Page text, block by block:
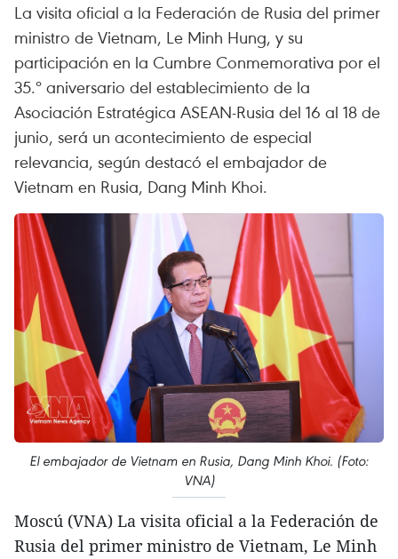
La visita oficial a la Federación de Rusia del primer
ministro de Vietnam, Le Minh Hung, y su
participación en la Cumbre Conmemorativa por el
35.º aniversario del establecimiento de la
Asociación Estratégica ASEAN-Rusia del 16 al 18 de
junio, será un acontecimiento de especial
relevancia, según destacó el embajador de
Vietnam en Rusia, Dang Minh Khoi.
El embajador de Vietnam en Rusia, Dang Minh Khoi. (Foto:
VNA)
Moscú (VNA) La visita oficial a la Federación de
Rusia del primer ministro de Vietnam, Le Minh